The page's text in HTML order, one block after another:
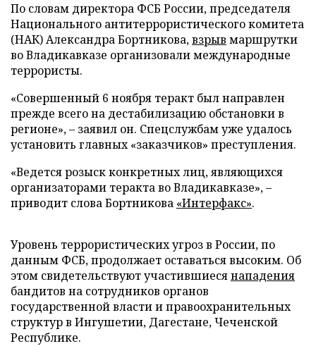
По словам директора ФСБ России, председателя
Национального антитеррористического комитета
(НАК) Александра Бортникова,взрыв маршрутки
во Владикавказе организовали международные
террористы.
«Совершенный 6 ноября теракт был направлен
прежде всего на дестабилизацию обстановки в
регионе», – заявил он. Спецслужбам уже удалось
установить главных «заказчиков» преступления.
«Ведется розыск конкретных лиц, являющихся
организаторами теракта во Владикавказе», –
приводит слова Бортникова «Интерфакс».
Уровень террористических угроз в России, по
данным ФСБ, продолжает оставаться высоким. Об
этом свидетельствуют участившиесянападения
бандитов на сотрудников органов
государственной власти и правоохранительных
структур в Ингушетии, Дагестане, Чеченской
Республике.